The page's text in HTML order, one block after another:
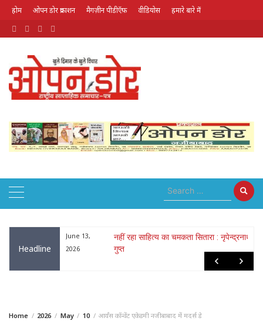
होम ओपन डोर प्रकाशन मैगज़ीन पीडीऍफ़ वीडियोस हमारे बारे में
Headline
का चमकता सितारा : नृपेन्द्रनाथ
May 26,
2026
लोक गायक भरत सिंह भारती हुए
Home 2026 May 10 आर्यंस कॉन्वेंट एकेडमी नजीबाबाद में मदर्स डे